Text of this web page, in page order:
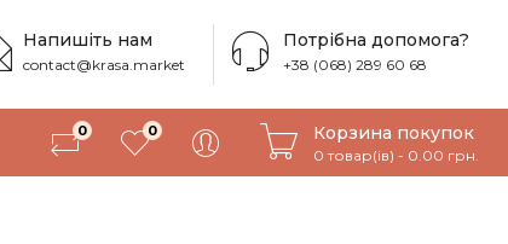
Потрібна допомога?
+38 (068) 289 60 68
Напишіть нам
contact@krasa.market
0 0 Корзина покупок
0 товар(ів) - 0.00 грн.